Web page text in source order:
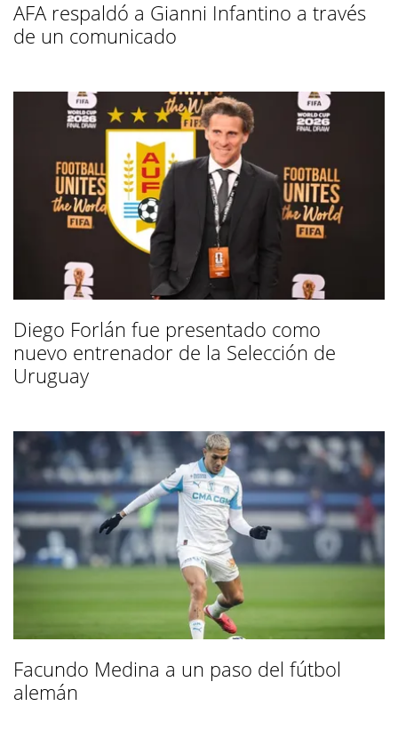
AFA respaldó a Gianni Infantino a través
de un comunicado
Diego Forlán fue presentado como
nuevo entrenador de la Selección de
Uruguay
Facundo Medina a un paso del fútbol
alemán